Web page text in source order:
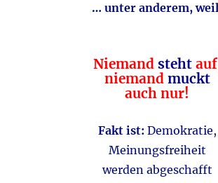
… unter anderem,
Niemand steht
niemand muckt
auch nur!
Fakt ist: Demokratie,
Meinungsfreiheit
werden abgeschafft